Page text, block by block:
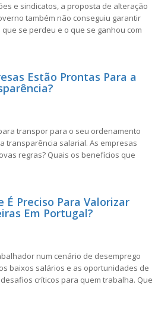
e sindicatos, a proposta de alteração
também não conseguiu garantir
se perdeu e o que se ganhou com
Estão Prontas Para a
transpor para o seu ordenamento
transparência salarial. As empresas
regras? Quais os benefícios que
É Preciso Para Valorizar
Em Portugal?
num cenário de desemprego
baixos salários e as oportunidades de
críticos para quem trabalha. Que